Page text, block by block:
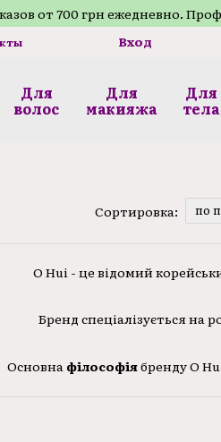
от 700 грн ежедневно.
Вход
Для
волос
Для
макияжа
Для
телa
Сортировка: по
O Hui - це відомий
Бренд спеціалізується на
Основна філософіябренду O